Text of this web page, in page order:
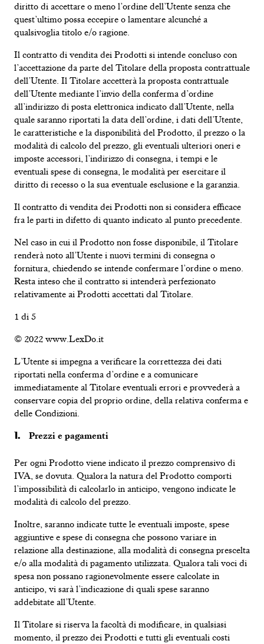
diritto di accettare o meno l’ordine dell’Utente senza che
quest’ultimo possa eccepire o lamentare alcunché a
qualsivoglia titolo e/o ragione.
Il contratto di vendita dei Prodotti si intende concluso con
l’accettazione da parte del Titolare della proposta contrattuale
dell’Utente. Il Titolare accetterà la proposta contrattuale
dell’Utente mediante l’invio della conferma d’ordine
all’indirizzo di posta elettronica indicato dall’Utente, nella
quale saranno riportati la data dell’ordine, i dati dell’Utente,
le caratteristiche e la disponibilità del Prodotto, il prezzo o la
modalità di calcolo del prezzo, gli eventuali ulteriori oneri e
imposte accessori, l’indirizzo di consegna, i tempi e le
eventuali spese di consegna, le modalità per esercitare il
diritto di recesso o la sua eventuale esclusione e la garanzia.
Il contratto di vendita dei Prodotti non si considera efficace
fra le parti in difetto di quanto indicato al punto precedente.
Nel caso in cui il Prodotto non fosse disponibile, il Titolare
renderà noto all’Utente i nuovi termini di consegna o
fornitura, chiedendo se intende confermare l’ordine o meno.
Resta inteso che il contratto si intenderà perfezionato
relativamente ai Prodotti accettati dal Titolare.
1 di 5
© 2022 www.LexDo.it
L’Utente si impegna a verificare la correttezza dei dati
riportati nella conferma d’ordine e a comunicare
immediatamente al Titolare eventuali errori e provvederà a
conservare copia del proprio ordine, della relativa conferma e
delle Condizioni.
Prezzi e pagamenti
Per ogni Prodotto viene indicato il prezzo comprensivo di
IVA, se dovuta. Qualora la natura del Prodotto comporti
l’impossibilità di calcolarlo in anticipo, vengono indicate le
modalità di calcolo del prezzo.
Inoltre, saranno indicate tutte le eventuali imposte, spese
aggiuntive e spese di consegna che possono variare in
relazione alla destinazione, alla modalità di consegna prescelta
e/o alla modalità di pagamento utilizzata. Qualora tali voci di
spesa non possano ragionevolmente essere calcolate in
anticipo, vi sarà l’indicazione di quali spese saranno
addebitate all’Utente.
Il Titolare si riserva la facoltà di modificare, in qualsiasi
momento, il prezzo dei Prodotti e tutti gli eventuali costi